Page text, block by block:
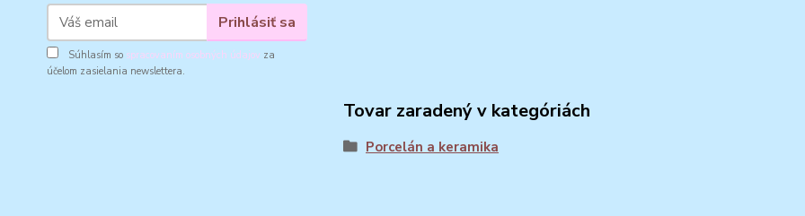
Prihlásiť sa
Súhlasím so spracovaním osobných údajov za
účelom zasielania newslettera.
Tovar zaradený v kategóriách
Porcelán a keramika